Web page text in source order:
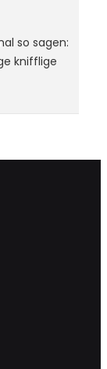
so sagen:
knifflige